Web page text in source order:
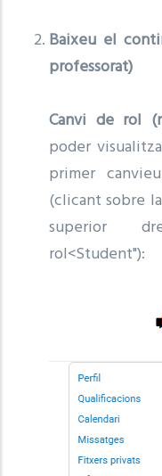
Baixeu el
professorat)
Canvi de rol
poder
primer
(clicant sobre
superior
rol<Student"):